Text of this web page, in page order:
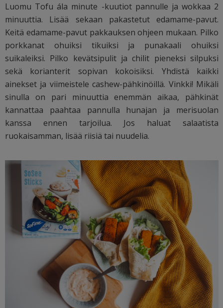
Luomu Tofu ála minute -kuutiot pannulle ja wokkaa 2
minuuttia. Lisää sekaan pakastetut edamame-pavut.
Keitä edamame-pavut pakkauksen ohjeen mukaan. Pilko
porkkanat ohuiksi tikuiksi ja punakaali ohuiksi
suikaleiksi. Pilko kevätsipulit ja chilit pieneksi silpuksi
sekä korianterit sopivan kokoisiksi. Yhdistä kaikki
ainekset ja viimeistele cashew-pähkinöillä. Vinkki! Mikäli
sinulla on pari minuuttia enemmän aikaa, pähkinät
kannattaa paahtaa pannulla hunajan ja merisuolan
kanssa ennen tarjoilua. Jos haluat salaatista
ruokaisamman, lisää riisiä tai nuudelia.